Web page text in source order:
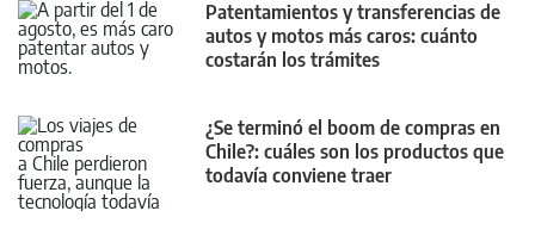
Patentamientos y transferencias de
autos y motos más caros: cuánto
costarán los trámites
¿Se terminó el boom de compras en
Chile?: cuáles son los productos que
todavía conviene traer